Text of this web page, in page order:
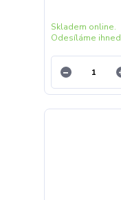
Skladem online.
Odesíláme ihned